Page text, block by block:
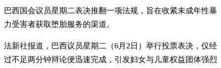
巴西国会议员星期二表决推翻一项法规，旨在收紧未成年性暴
力受害者获取堕胎服务的渠道。
法新社报道，巴西议员星期二（6月2日）举行投票表决，仅经
过不足两分钟辩论便迅速完成，引发妇女与儿童权益团体强烈